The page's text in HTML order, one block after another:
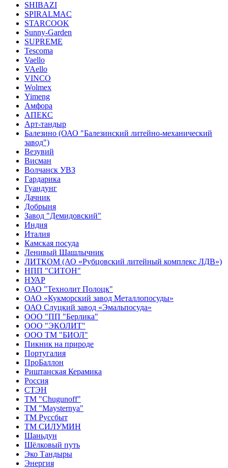
SHIBAZI
SPIRALMAC
STARCOOK
Sunny-Garden
SUPREME
Tescoma
Vaello
VAello
VINCO
Wolmex
Yimeng
Амфора
АПЕКС
Арт-тандыр
Балезино (ОАО "Балезинский литейно-механический
завод")
Везувий
Висман
Волчанск УВЗ
Гардарика
Гуандунг
Дачник
Добрыня
Завод "Демидовский"
Индия
Италия
Камская посуда
Ленивый Шашлычник
ЛИТКОМ (АО «Рубцовский литейный комплекс ЛДВ»)
НПП "СИТОН"
НУАР
ОАО "Технолит Полоцк"
ОАО «Кукморский завод Металлопосуды»
ОАО Слуцкий завод «Эмальпосуда»
ООО "ПП "Берлика"
ООО "ЭКОЛИТ"
ООО ТМ "БИОЛ"
Пикник на природе
Португалия
ПроБаллон
Риштанская Керамика
Россия
СТЭН
ТМ "Chugunoff"
ТМ "Maysternya"
ТМ Руссбыт
ТМ СИЛУМИН
Шаньдун
Шёлковый путь
Эко Тандыры
Энергия